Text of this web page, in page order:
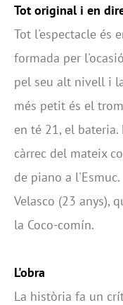
Tot original i en
Tot l'espectacle és
formada per
pel seu alt nivell i
més petit és el
en té 21, el
càrrec del mateix
de piano a
Velasco (23 anys),
la Coco-comín.
L'obra
La història fa un